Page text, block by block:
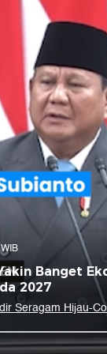
Banget
2027
Seragam Hijau-
Share to
X Whatsapp
Copy Embed
Suka video ini?
menyampaikan
Masuk
suka video
menyampaikan
Masuk